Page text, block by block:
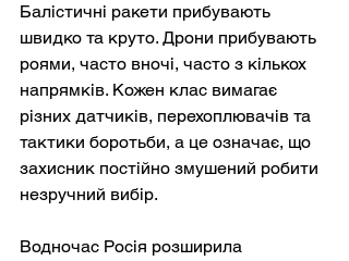
Балістичні ракети прибувають
швидко та круто. Дрони прибувають
роями, часто вночі, часто з кількох
напрямків. Кожен клас вимагає
різних датчиків, перехоплювачів та
тактики боротьби, а це означає, що
захисник постійно змушений робити
незручний вибір.
Водночас Росія розширила